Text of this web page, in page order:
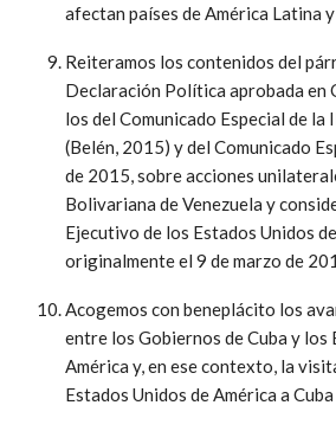
afectan países de América Latina y
Reiteramos los contenidos del
Declaración Política aprobada en
los del Comunicado Especial de la
(Belén, 2015) y del Comunicado
de 2015, sobre acciones
Bolivariana de Venezuela y
Ejecutivo de los Estados Unidos
originalmente el 9 de marzo de
Acogemos con beneplácito los
entre los Gobiernos de Cuba y los
América y, en ese contexto, la
Estados Unidos de América a